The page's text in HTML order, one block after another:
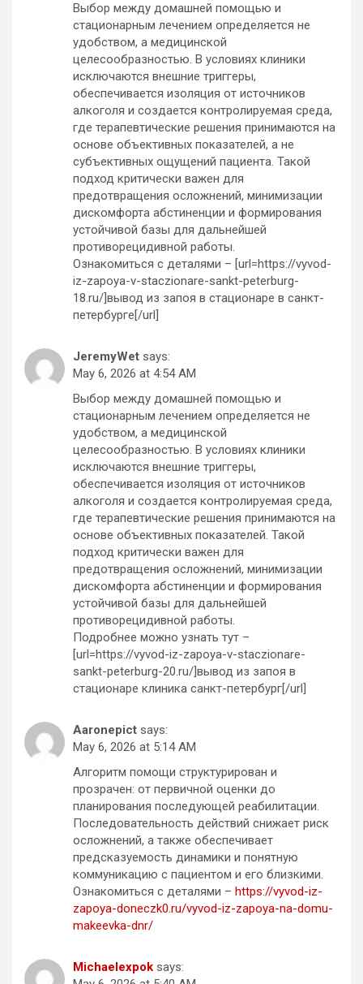
Выбор между домашней помощью и
стационарным лечением определяется не
удобством, а медицинской
целесообразностью. В условиях клиники
исключаются внешние триггеры,
обеспечивается изоляция от источников
алкоголя и создается контролируемая среда,
где терапевтические решения принимаются на
основе объективных показателей, а не
субъективных ощущений пациента. Такой
подход критически важен для
предотвращения осложнений, минимизации
дискомфорта абстиненции и формирования
устойчивой базы для дальнейшей
противорецидивной работы.
Ознакомиться с деталями – [url=https://vyvod-
iz-zapoya-v-staczionare-sankt-peterburg-
18.ru/]вывод из запоя в стационаре в санкт-
петербурге[/url]
JeremyWet says:
May 6, 2026 at 4:54 AM
Выбор между домашней помощью и
стационарным лечением определяется не
удобством, а медицинской
целесообразностью. В условиях клиники
исключаются внешние триггеры,
обеспечивается изоляция от источников
алкоголя и создается контролируемая среда,
где терапевтические решения принимаются на
основе объективных показателей. Такой
подход критически важен для
предотвращения осложнений, минимизации
дискомфорта абстиненции и формирования
устойчивой базы для дальнейшей
противорецидивной работы.
Подробнее можно узнать тут –
[url=https://vyvod-iz-zapoya-v-staczionare-
sankt-peterburg-20.ru/]вывод из запоя в
стационаре клиника санкт-петербург[/url]
Aaronepict says:
May 6, 2026 at 5:14 AM
Алгоритм помощи структурирован и
прозрачен: от первичной оценки до
планирования последующей реабилитации.
Последовательность действий снижает риск
осложнений, а также обеспечивает
предсказуемость динамики и понятную
коммуникацию с пациентом и его близкими.
Ознакомиться с деталями – https://vyvod-iz-
zapoya-doneczk0.ru/vyvod-iz-zapoya-na-domu-
makeevka-dnr/
Michaelexpok says: